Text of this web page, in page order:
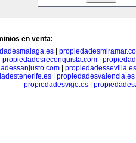
en venta:
|
propiedadesreconquista.com
| propiedadessevilla.es
| propiedadesvalencia.es
propiedadesvigo.es|